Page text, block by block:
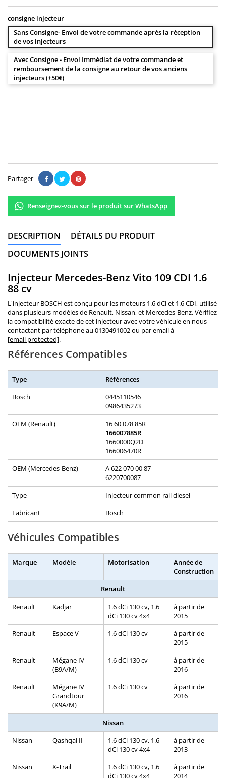
consigne injecteur
Sans Consigne- Envoi de votre commande après la réception
de vos injecteurs
Avec Consigne - Envoi Immédiat de votre commande et
remboursement de la consigne au retour de vos anciens
injecteurs (+50€)
Partager
Renseignez-vous sur le produit sur WhatsApp
DESCRIPTION
DÉTAILS DU PRODUIT
DOCUMENTS JOINTS
Injecteur Mercedes-Benz Vito 109 CDI 1.6
88 cv
L'injecteur BOSCH est conçu pour les moteurs 1.6 dCi et 1.6 CDI, utilisé
dans plusieurs modèles de Renault, Nissan, et Mercedes-Benz. Vérifiez
la compatibilité exacte de cet injecteur avec votre véhicule en nous
contactant par téléphone au 0130491002 ou par email à
[email protected].
Références Compatibles
Type
Références
Bosch
0445110546
0986435273
OEM (Renault)
16 60 078 85R
166007885R
1660000Q2D
166006470R
OEM (Mercedes-Benz)
A 622 070 00 87
6220700087
Type
Injecteur common rail diesel
Fabricant
Bosch
Véhicules Compatibles
Marque Modèle Motorisation
Année de
Construction
Renault
Renault
Kadjar
1.6 dCi 130 cv, 1.6
dCi 130 cv 4x4
à partir de
2015
Renault
Espace V 1.6 dCi 130 cv
à partir de
2015
Renault
Mégane IV
(B9A/M)
1.6 dCi 130 cv
à partir de
2016
Renault
Mégane IV
Grandtour
(K9A/M)
1.6 dCi 130 cv
à partir de
2016
Nissan
Nissan
Qashqai II
1.6 dCi 130 cv, 1.6
dCi 130 cv 4x4
à partir de
2013
Nissan
X-Trail
1.6 dCi 130 cv, 1.6
dCi 130 cv 4x4
à partir de
2014